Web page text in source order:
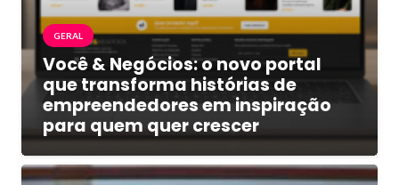
GERAL
Você & Negócios: o novo portal
que transforma histórias de
empreendedores em inspiração
para quem quer crescer